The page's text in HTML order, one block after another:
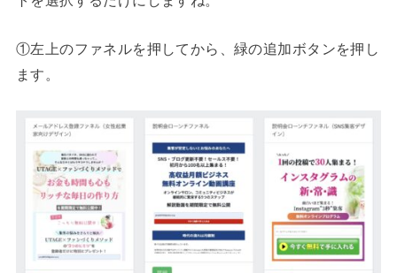
①左上のファネルを押してから、緑の追加ボタンを押し
ます。